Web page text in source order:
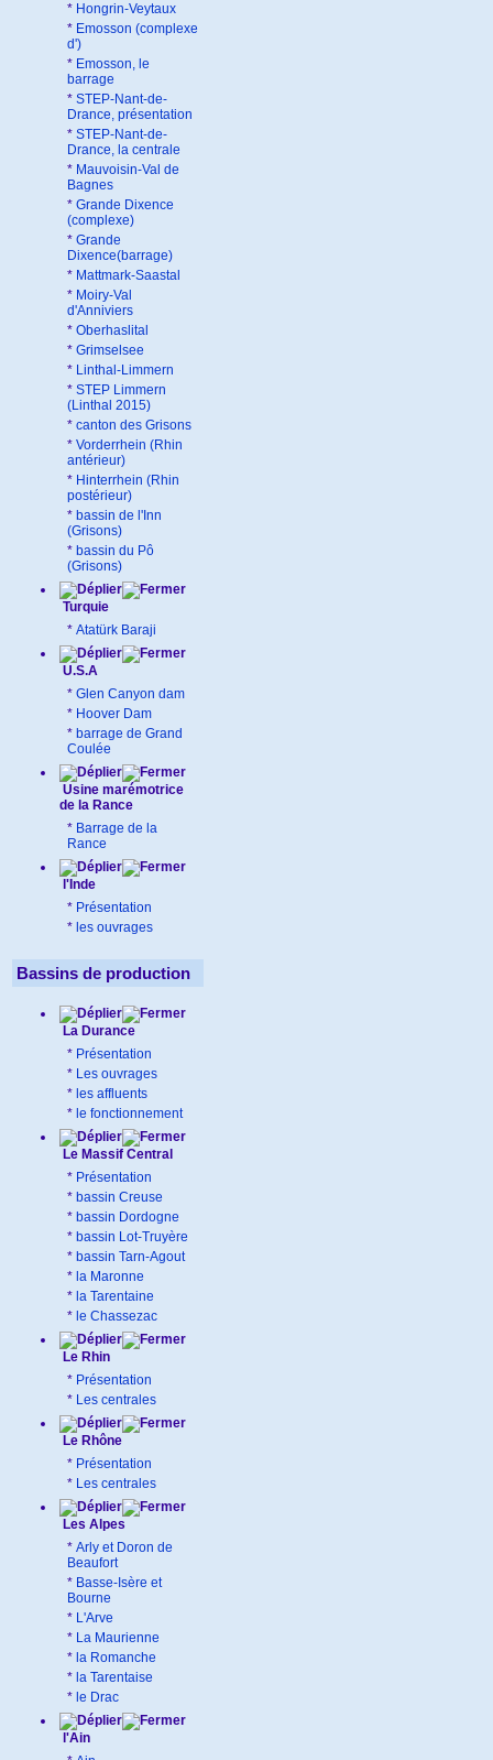
* Hongrin-Veytaux
* Emosson (complexe
d')
* Emosson, le
barrage
* STEP-Nant-de-
Drance, présentation
* STEP-Nant-de-
Drance, la centrale
* Mauvoisin-Val de
Bagnes
* Grande Dixence
(complexe)
* Grande
Dixence(barrage)
* Mattmark-Saastal
* Moiry-Val
d'Anniviers
* Oberhaslital
* Grimselsee
* Linthal-Limmern
* STEP Limmern
(Linthal 2015)
* canton des Grisons
* Vorderrhein (Rhin
antérieur)
* Hinterrhein (Rhin
postérieur)
* bassin de l'Inn
(Grisons)
* bassin du Pô
(Grisons)
Turquie
* Atatürk Baraji
U.S.A
* Glen Canyon dam
* Hoover Dam
* barrage de Grand
Coulée
Usine marémotrice
de la Rance
* Barrage de la
Rance
l'Inde
* Présentation
* les ouvrages
Bassins de production
La Durance
* Présentation
* Les ouvrages
* les affluents
* le fonctionnement
Le Massif Central
* Présentation
* bassin Creuse
* bassin Dordogne
* bassin Lot-Truyère
* bassin Tarn-Agout
* la Maronne
* la Tarentaine
* le Chassezac
Le Rhin
* Présentation
* Les centrales
Le Rhône
* Présentation
* Les centrales
Les Alpes
* Arly et Doron de
Beaufort
* Basse-Isère et
Bourne
* L'Arve
* La Maurienne
* la Romanche
* la Tarentaise
* le Drac
l'Ain